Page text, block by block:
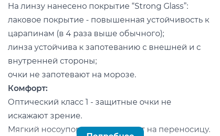
На линзу нанесено покрытие “Strong Glass”:
лаковое покрытие - повышенная устойчивость к
царапинам (в 4 раза выше обычного);
линза устойчива к запотеванию с внешней и с
внутренней стороны;
очки не запотевают на морозе.
Комфорт:
Оптический класс 1 - защитные очки не
искажают зрение.
Мягкий носоупор - очки не давят на переносицу.